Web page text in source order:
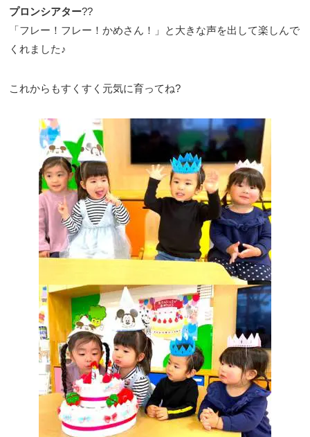
プロンシアター??
「フレー！フレー！かめさん！」と大きな声を出して楽しんで
くれました♪
これからもすくすく元気に育ってね?